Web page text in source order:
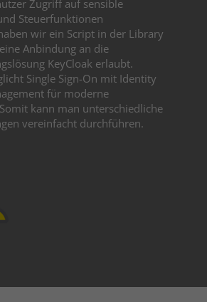
Zugriff auf sensible
Steuerfunktionen
wir ein Script in der Library
Anbindung an die
KeyCloak erlaubt.
Single Sign-On mit Identity
für moderne
kann man unterschiedliche
vereinfacht durchführen.